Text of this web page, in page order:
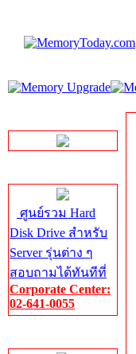
ศูนย์รวม Hard
Disk Drive สำหรับ
Server รุ่นต่าง ๆ
สอบถามได้ทันทีที่
Corporate Center:
02-641-0055